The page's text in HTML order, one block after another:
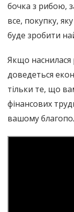
бочка з рибою,
все, покупку,
буде зробити
Якщо наснилася
доведеться
тільки те, що
фінансових
вашому